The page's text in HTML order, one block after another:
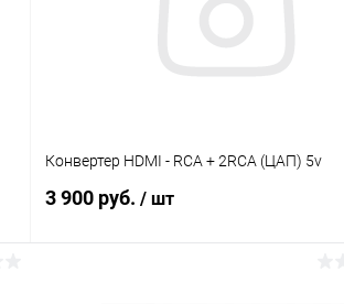
Конвертер HDMI - RCA + 2RCA (ЦАП) 5v
3 900 руб. / шт